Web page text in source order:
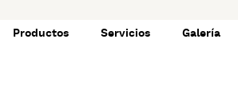
Productos Servicios Galería